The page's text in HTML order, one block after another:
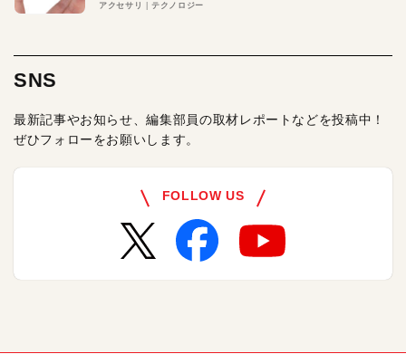
アクセサリ テクノロジー
SNS
最新記事やお知らせ、編集部員の取材レポートなどを投稿中！
ぜひフォローをお願いします。
FOLLOW US